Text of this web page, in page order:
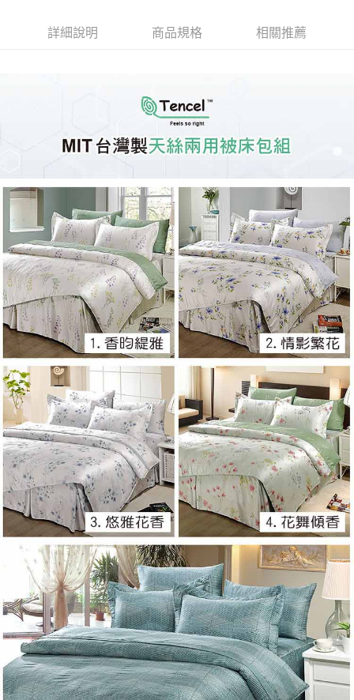
１．簡單：不需註冊會員、不需綁卡、不需儲值。
２．便利：只要手機號碼，簡訊認證，即可結帳。
１．於結帳方式選擇「AFTEE先享後付」後，將跳轉至「AFTEE先享後付」
結帳頁面，進行簡訊認證並確認金額後，即可完成結帳。
２．訂單成立數日內，您將收到繳費通知簡訊。
３．收到繳費通知簡訊後14天內，點擊此簡訊中的連結，可透過四大超商／
ATM／網路銀行／等多元方式進行付款，方視為交易完成。
購買商品的店家。未經商家同意取消之訂單仍視為有效，需透過AFTEE先享
後付繳納相關費用。
※ 交易是否成功請以「AFTEE先享後付 」之結帳頁面顯示為準，若有關於
是否繳費成功／繳費後需取消欲退款等相關疑問，請聯繫「AFTEE先享後付
客戶支援中心」https://netprotections.freshdesk.com/support/home
【注意事項】
１．透過由恩沛科技股份有限公司提供之「AFTEE先享後付」服務完成之交
易，需依本服務之必要範圍內提供個人資料，並將交易相關給付款項請求債
權轉讓予恩沛科技股份有限公司。
２．關於個人資料處理事宜，請瀏覽以下網址：
https://aftee.tw/terms/#terms3
３．未成年的使用者請事先徵得法定代理人或監護人之同意方可使用
「AFTEE先享後付」，若未經同意申辦者引起之損失，本公司不負相關責
任。
４．使用「AFTEE先享後付」時，將依據個別帳號之用戶狀況，依本公司即
時審查核予不同之上限額度；若仍有額度不足之情形，本公司將視審查結果
請求用戶進行身份認證。
５．嚴禁一人註冊多個帳號或使用他人資訊註冊。若發現惡意使用之情形，
恩沛科技股份有限公司將有權停止該用戶之使用額度並採取法律行動。
運送方式詳細說明 商品規格 相關推薦